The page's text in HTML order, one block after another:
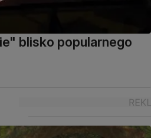
blisko popularnego